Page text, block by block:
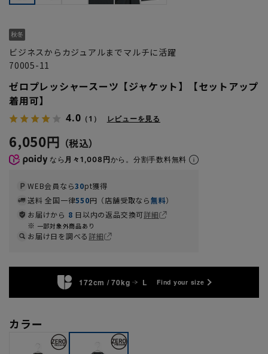
ビジネスからカジュアルまでマルチに活躍
70005-11
ゼロプレッシャースーツ【ジャケット】【セットアップ
着用可】
4.0 （1） レビューを見る
6,050円
なら 月々1,008円から。分割手数料無料
WEB会員なら30pt獲得
送料 全国一律550円（店舗受取なら無料）
お届けから 8 日以内の返品交換可詳細
一部対象外商品あり
お届け日を調べる詳細
172cm / 70kg L Find your size
カラー